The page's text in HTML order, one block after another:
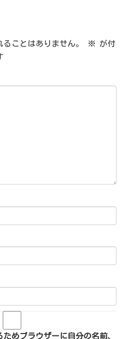
ことはありません。 ※ が付
めブラウザーに自分の名前、